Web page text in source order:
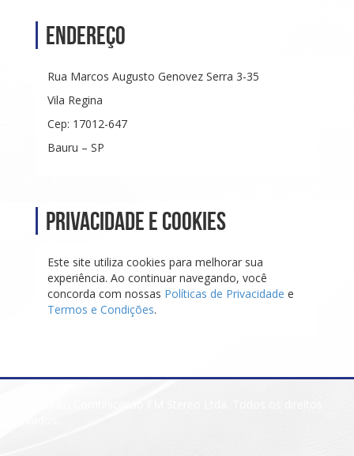
Endereço
Rua Marcos Augusto Genovez Serra 3-35
Vila Regina
Cep: 17012-647
Bauru – SP
Privacidade e Cookies
Este site utiliza cookies para melhorar sua
experiência. Ao continuar navegando, você
concorda com nossas Políticas de Privacidade e
Termos e Condições.